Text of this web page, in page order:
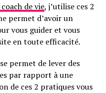
de vie, j’utilise ces 2
permet d’avoir un
vous guider et vous
en toute efficacité.
permet de lever des
par rapport à une
de ces 2 pratiques vous